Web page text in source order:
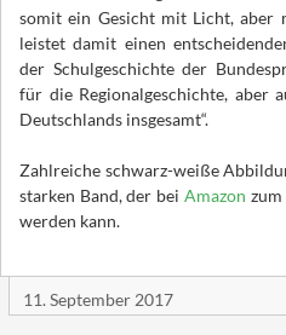
somit ein Gesicht mit Licht, aber
leistet damit einen
der Schulgeschichte der
für die Regionalgeschichte, aber
Deutschlands insgesamt“.
Zahlreiche schwarz-weiße
starken Band, der bei Amazon
werden kann.
11. September 2017